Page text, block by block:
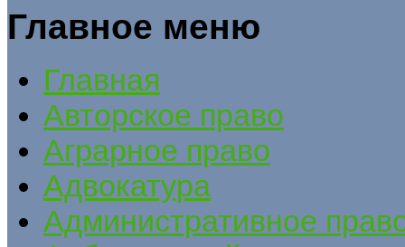
Главное меню
Главная
Авторское право
Аграрное право
Адвокатура
Административное